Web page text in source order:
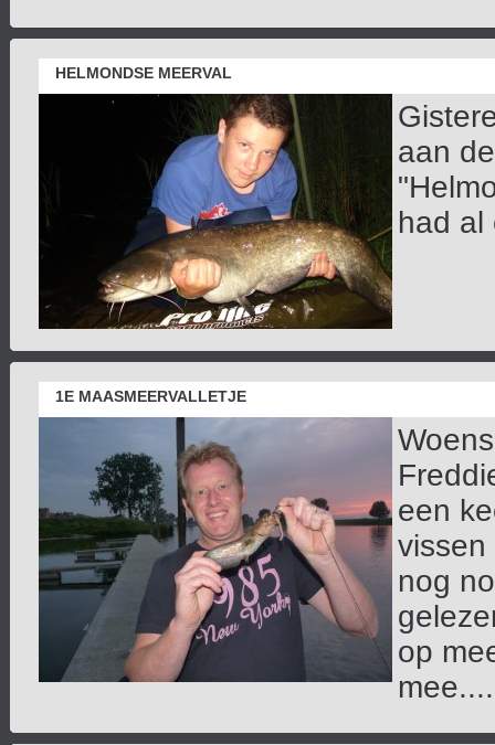
HELMONDSE MEERVAL
aan
had al
1E MAASMEERVALLETJE
een
nog
op